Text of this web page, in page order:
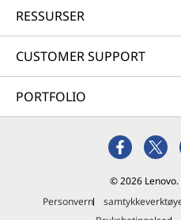
RESSURSER
CUSTOMER SUPPORT
PORTFOLIO
© 2026
Personvern